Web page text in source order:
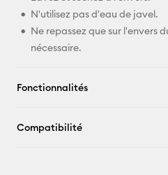
N'utilisez pas d'eau de javel.
Ne repassez que sur l'envers
nécessaire.
Fonctionnalités
Compatibilité